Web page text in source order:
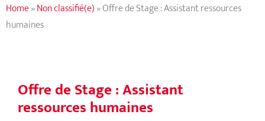
Home»Non classifié(e)»Offre de Stage : Assistant ressources
humaines
Offre de Stage : Assistant
ressources humaines